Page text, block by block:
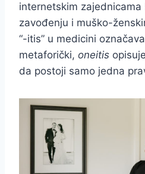
internetskim zajednicama
zavođenju i muško-
“-itis” u medicini
metaforički, oneitis
da postoji samo jedna